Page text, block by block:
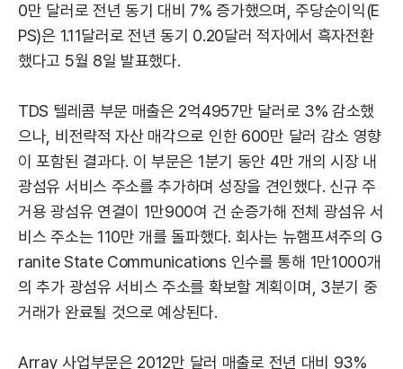
0만 달러로 전년 동기 대비 7% 증가했으며, 주당순이익(E
PS)은 1.11달러로 전년 동기 0.20달러 적자에서 흑자전환
했다고 5월 8일 발표했다.
TDS 텔레콤 부문 매출은 2억4957만 달러로 3% 감소했
으나, 비전략적 자산 매각으로 인한 600만 달러 감소 영향
이 포함된 결과다. 이 부문은 1분기 동안 4만 개의 시장 내
광섬유 서비스 주소를 추가하며 성장을 견인했다. 신규 주
거용 광섬유 연결이 1만900여 건 순증가해 전체 광섬유 서
비스 주소는 110만 개를 돌파했다. 회사는 뉴햄프셔주의 G
ranite State Communications 인수를 통해 1만1000개
의 추가 광섬유 서비스 주소를 확보할 계획이며, 3분기 중
거래가 완료될 것으로 예상된다.
Array 사업부문은 2012만 달러 매출로 전년 대비 93%